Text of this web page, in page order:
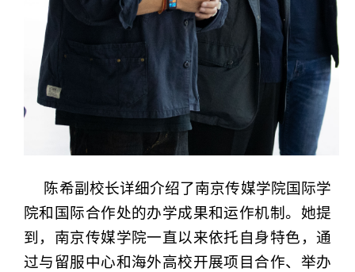
陈希副校长详细介绍了南京传媒学院国际学
院和国际合作处的办学成果和运作机制。她提
到，南京传媒学院一直以来依托自身特色，通
过与留服中心和海外高校开展项目合作、举办